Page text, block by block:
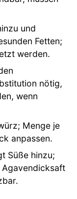
und
Fetten;
werden.
nötig,
wenn
Menge je
anpassen.
Süße hinzu;